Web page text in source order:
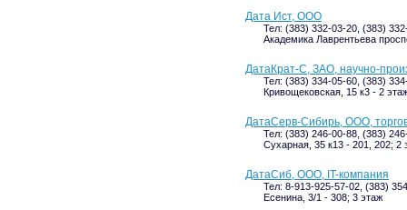
Дата Ист, ООО
Тел: (383) 332-03-20, (383)
Академика Лаврентьева
ДатаКрат-С, ЗАО, научно-
Тел: (383) 334-05-60, (383)
Кривощековская, 15 к3 - 2
ДатаСерв-Сибирь, ООО,
Тел: (383) 246-00-88, (383)
Сухарная, 35 к13 - 201, 202; 2
ДатаСиб, ООО, IT-компания
Тел: 8-913-925-57-02, (383)
Есенина, 3/1 - 308; 3 этаж